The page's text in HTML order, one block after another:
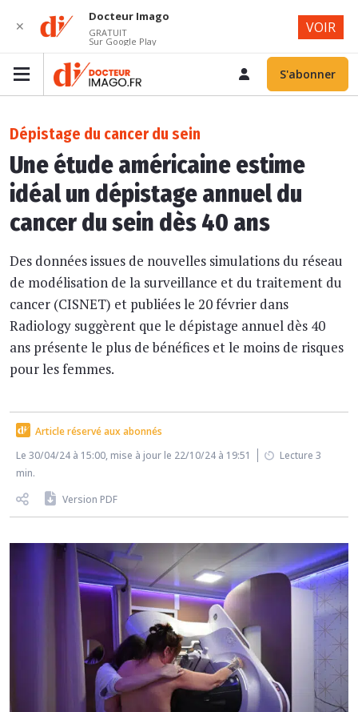
S'abonner
Dépistage du cancer du sein
Une étude américaine estime
idéal un dépistage annuel du
cancer du sein dès 40 ans
Des données issues de nouvelles simulations du réseau
de modélisation de la surveillance et du traitement du
cancer (CISNET) et publiées le 20 février dans
Radiology suggèrent que le dépistage annuel dès 40
ans présente le plus de bénéfices et le moins de risques
pour les femmes.
Article réservé aux abonnés
Le 30/04/24 à 15:00, mise à jour le 22/10/24 à 19:51
Lecture 3
min.
Version PDF
✕
Docteur Imago
GRATUIT
Sur Google Play
VOIR